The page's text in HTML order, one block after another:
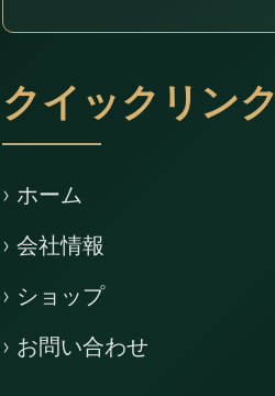
クイックリンク
› ホーム
› 会社情報
› ショップ
› お問い合わせ